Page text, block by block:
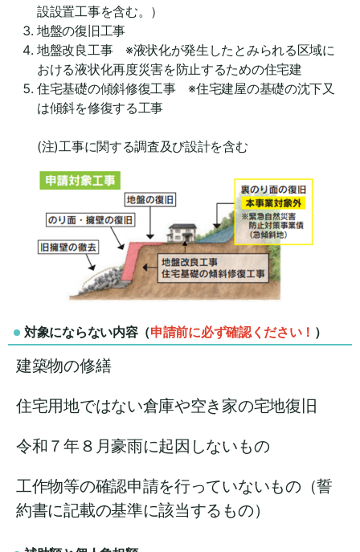
設設置工事を含む。）
地盤の復旧工事
地盤改良工事 ※液状化が発生したとみられる区域に
おける液状化再度災害を防止するための住宅建
住宅基礎の傾斜修復工事 ※住宅建屋の基礎の沈下又
は傾斜を修復する工事
(注)工事に関する調査及び設計を含む
対象にならない内容（申請前に必ず確認ください！ ）
建築物の修繕
住宅用地ではない倉庫や空き家の宅地復旧
令和７年８月豪雨に起因しないもの
工作物等の確認申請を行っていないもの（誓
約書に記載の基準に該当するもの）